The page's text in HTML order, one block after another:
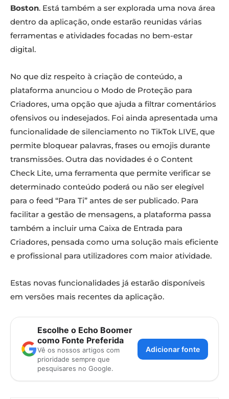
Boston. Está também a ser explorada uma nova área
dentro da aplicação, onde estarão reunidas várias
ferramentas e atividades focadas no bem-estar
digital.
No que diz respeito à criação de conteúdo, a
plataforma anunciou o Modo de Proteção para
Criadores, uma opção que ajuda a filtrar comentários
ofensivos ou indesejados. Foi ainda apresentada uma
funcionalidade de silenciamento no TikTok LIVE, que
permite bloquear palavras, frases ou emojis durante
transmissões. Outra das novidades é o Content
Check Lite, uma ferramenta que permite verificar se
determinado conteúdo poderá ou não ser elegível
para o feed “Para Ti” antes de ser publicado. Para
facilitar a gestão de mensagens, a plataforma passa
também a incluir uma Caixa de Entrada para
Criadores, pensada como uma solução mais eficiente
e profissional para utilizadores com maior atividade.
Estas novas funcionalidades já estarão disponíveis
em versões mais recentes da aplicação.
Escolhe o Echo Boomer
como Fonte Preferida
Vê os nossos artigos com
prioridade sempre que
pesquisares no Google.
Adicionar fonte